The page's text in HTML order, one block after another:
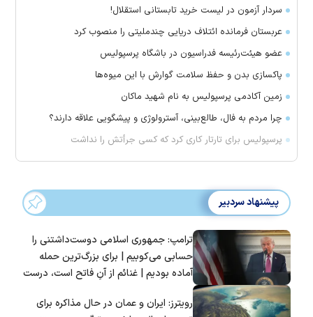
سردار آزمون در لیست خرید تابستانی استقلال!
عربستان فرمانده ائتلاف دریایی چندملیتی را منصوب کرد
عضو هیئت‌رئیسه فدراسیون در باشگاه پرسپولیس
پاکسازی بدن و حفظ سلامت گوارش با این میوه‌ها
زمین آکادمی پرسپولیس به نام شهید ماکان
چرا مردم به فال، طالع‌بینی، آسترولوژی و پیشگویی علاقه دارند؟
پرسپولیس برای تارتار کاری کرد که کسی جرأتش را نداشت
پیشنهاد سردبیر
ترامپ: جمهوری اسلامی دوست‌داشتنی را
حسابی می‌کوبیم | برای بزرگ‌ترین حمله
آماده بودیم | غنائم از آنِ فاتح است، درست
رویترز: ایران و عمان در حال مذاکره برای